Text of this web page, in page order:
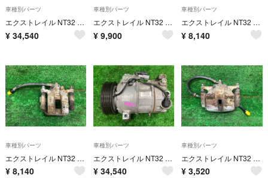
車種別パーツ
エクストレイル NT32 オルタネーター・ダイナモ 20XT エマージェンシー 4WD 5人 ヴァレオ B310A-1VA1A 2310A-1VA0A RAQ
¥ 34,540
車種別パーツ
エクストレイル NT32 リアディスクローター・ブレーキローター 20XT エマージェンシー 4WD 5人 43206-4BA0A RAQ
¥ 9,900
車種別パーツ
エクストレイル NT32 右リアキャリパー 20XT エマージェンシー 4WD 5人 44001-4BA0A RAQ
¥ 8,140
車種別パーツ
エクストレイル NT32 左リアキャリパー 20XT エマージェンシー 4WD 5人 44011-4BA0A RAQ
¥ 8,140
車種別パーツ
エクストレイル NT32 エアコンコンプレッサー 20XT エマージェンシー 4WD 5人 92600-4CE1A 92600-4CE1A RAQ
¥ 34,540
車種別パーツ
エクストレイル NT32 右フロントキャリパー 20XT エマージェンシー 4WD 5人 41001-4BA0A RAQ
¥ 3,520